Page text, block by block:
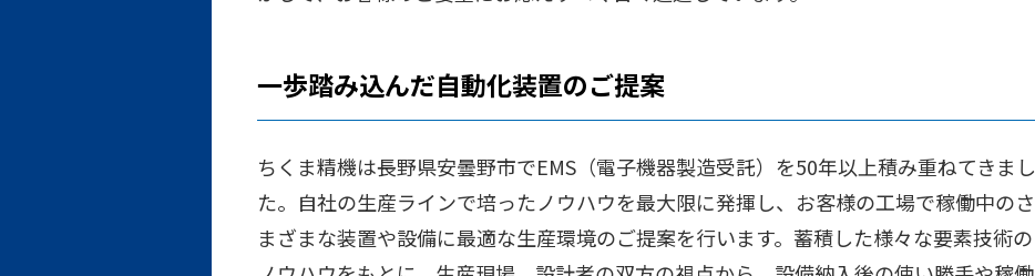
一歩踏み込んだ自動化装置のご提案
ちくま精機は長野県安曇野市でEMS（電子機器製造受託）を50年以上積み重ねてきまし
た。自社の生産ラインで培ったノウハウを最大限に発揮し、お客様の工場で稼働中のさ
まざまな装置や設備に最適な生産環境のご提案を行います。蓄積した様々な要素技術の